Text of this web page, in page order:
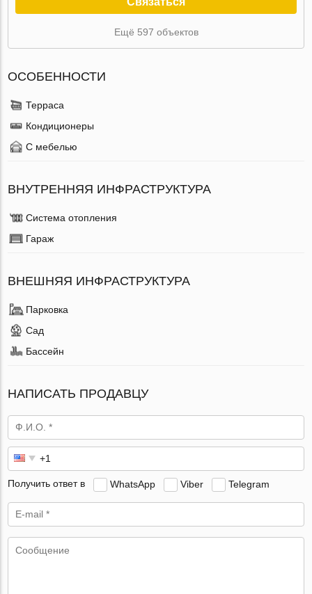
Ещё 597 объектов
ОСОБЕННОСТИ
Терраса
Кондиционеры
С мебелью
ВНУТРЕННЯЯ ИНФРАСТРУКТУРА
Система отопления
Гараж
ВНЕШНЯЯ ИНФРАСТРУКТУРА
Парковка
Сад
Бассейн
НАПИСАТЬ ПРОДАВЦУ
Получить ответ в WhatsApp Viber Telegram